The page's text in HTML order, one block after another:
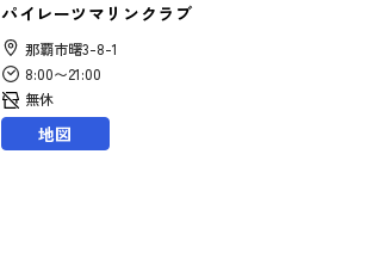
パイレーツマリンクラブ
那覇市曙3-8-1
8:00〜21:00
無休
地図